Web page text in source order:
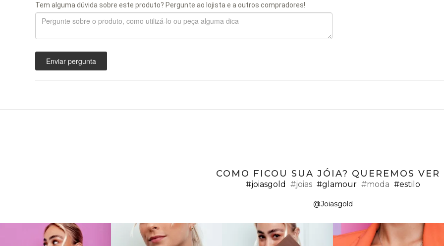
Tem alguma dúvida sobre este produto? Pergunte ao lojista e a outros compradores!
Enviar pergunta
COMO FICOU SUA JÓIA? QUEREMOS VER
#joiasgold #joias #glamour #moda #estilo
@Joiasgold